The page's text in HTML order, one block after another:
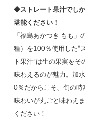
◆ストレート果汁でし
堪能ください！
「福島あかつき もも」
種）を100％使用した“
ト果汁”は生の果実を
味わえるのが魅力。加
0％だからこそ、旬の時
味わいが丸ごと味わえ
ください！